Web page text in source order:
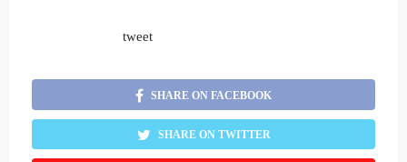
tweet
SHARE ON FACEBOOK
SHARE ON TWITTER